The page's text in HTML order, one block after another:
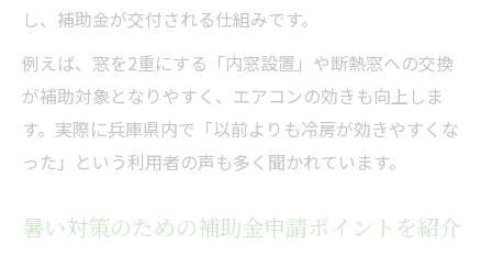
し、補助金が交付される仕組みです。
例えば、窓を2重にする「内窓設置」や断熱窓への交換
が補助対象となりやすく、エアコンの効きも向上しま
す。実際に兵庫県内で「以前よりも冷房が効きやすくな
った」という利用者の声も多く聞かれています。
暑い対策のための補助金申請ポイントを紹介